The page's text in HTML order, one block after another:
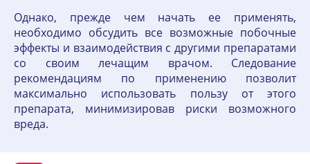
Однако, прежде чем начать ее применять,
необходимо обсудить все возможные побочные
эффекты и взаимодействия с другими препаратами
со своим лечащим врачом. Следование
рекомендациям по применению позволит
максимально использовать пользу от этого
препарата, минимизировав риски возможного
вреда.